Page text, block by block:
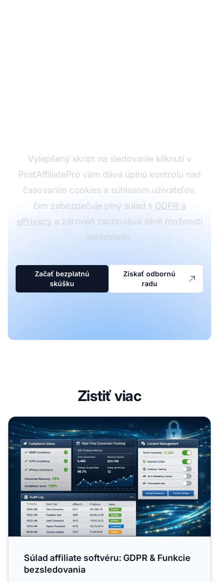
Vylepšený skript na sledovanie kliknutí v
PostAffiliatePro vám dáva úplnú kontrolu nad
časovaním cookies a súhlasom užívateľov,
čím zabezpečuje plný súlad s GDPR a
ePrivacy a zároveň zachováva silné možnosti
sledovania.
Začať bezplatnú
skúšku
Získať odbornú
radu
Zistiť viac
Súlad affiliate softvéru: GDPR & Funkcie bezsledovania
Súlad affiliate softvéru: GDPR & Funkcie
bezsledovania